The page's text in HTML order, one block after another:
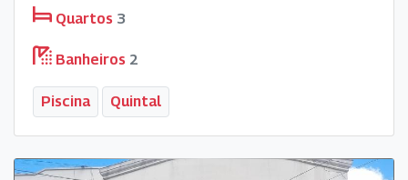
Quartos 3
Banheiros 2
Piscina Quintal